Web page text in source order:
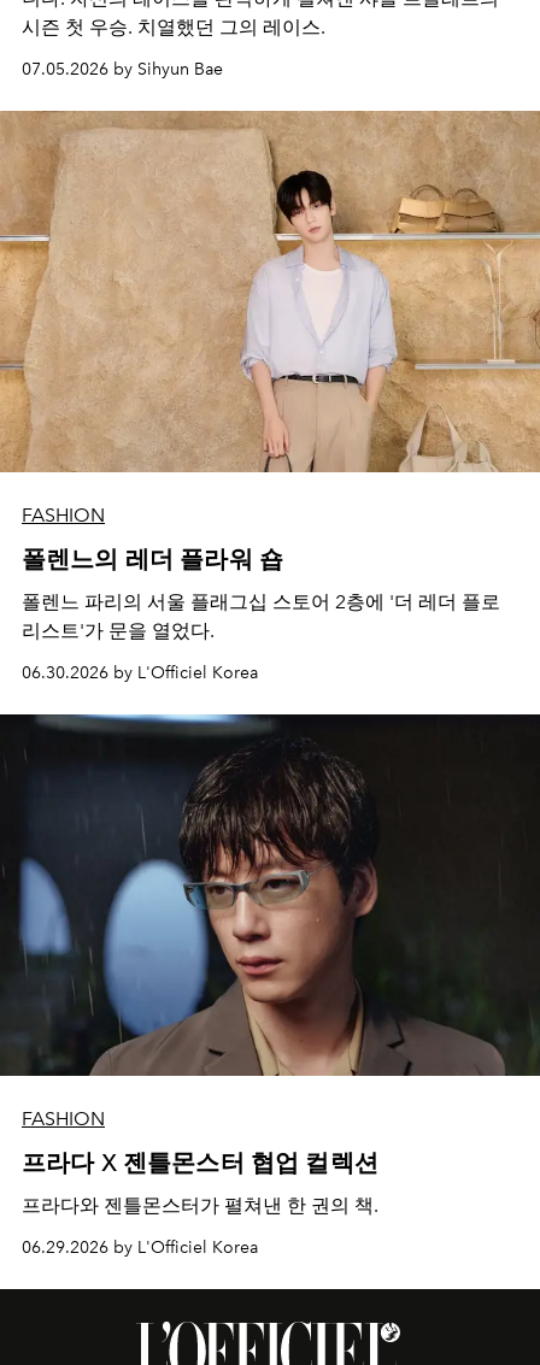
시즌 첫 우승. 치열했던 그의 레이스.
07.05.2026 by Sihyun Bae
FASHION
폴렌느의 레더 플라워 숍
폴렌느 파리의 서울 플래그십 스토어 2층에 '더 레더 플로
리스트'가 문을 열었다.
06.30.2026 by L'Officiel Korea
FASHION
프라다 X 젠틀몬스터 협업 컬렉션
프라다와 젠틀몬스터가 펼쳐낸 한 권의 책.
06.29.2026 by L'Officiel Korea